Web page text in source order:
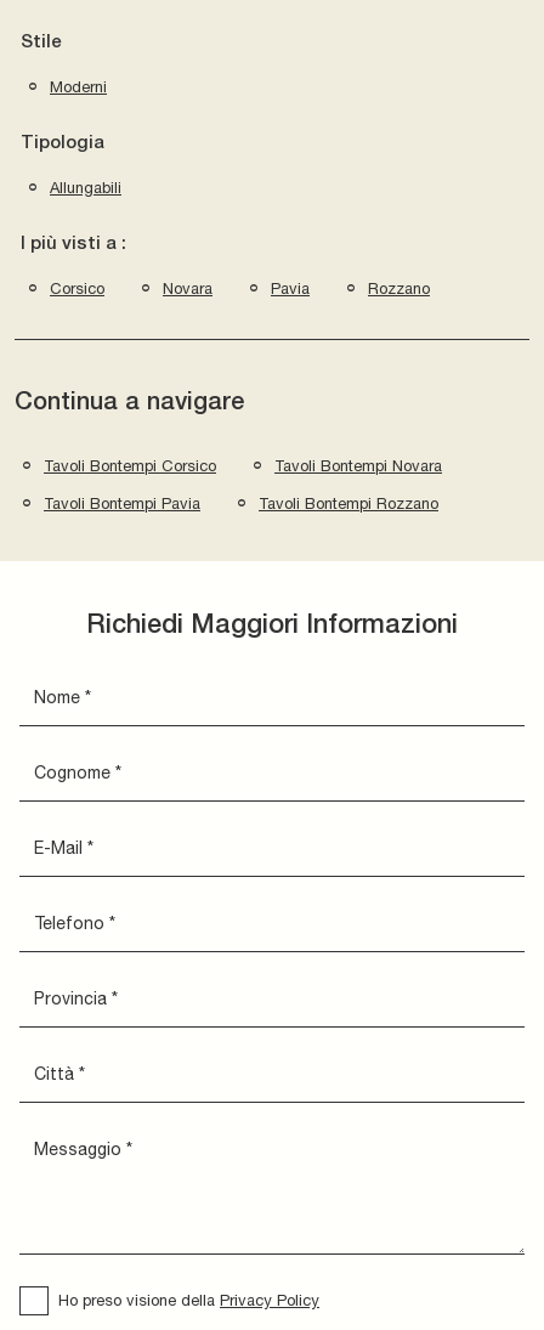
Stile
Moderni
Tipologia
Allungabili
I più visti a :
Corsico Novara Pavia Rozzano
Continua a navigare
Tavoli Bontempi Corsico Tavoli Bontempi Novara
Tavoli Bontempi Pavia Tavoli Bontempi Rozzano
Richiedi Maggiori Informazioni
Ho preso visione della Privacy Policy